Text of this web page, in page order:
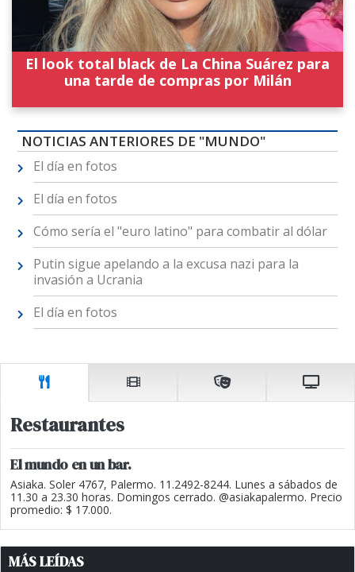
El look total black de La China Suárez para
una tarde de compras por Milán
NOTICIAS ANTERIORES DE "MUNDO"
El día en fotos
El día en fotos
Cómo sería el "euro latino" para combatir al dólar
Putin sigue apelando a la excusa nazi para la
invasión a Ucrania
El día en fotos
Restaurantes
El mundo en un bar.
Asiaka. Soler 4767, Palermo. 11.2492-8244. Lunes a sábados de
11.30 a 23.30 horas. Domingos cerrado. @asiakapalermo. Precio
promedio: $ 17.000.
MÁS LEÍDAS